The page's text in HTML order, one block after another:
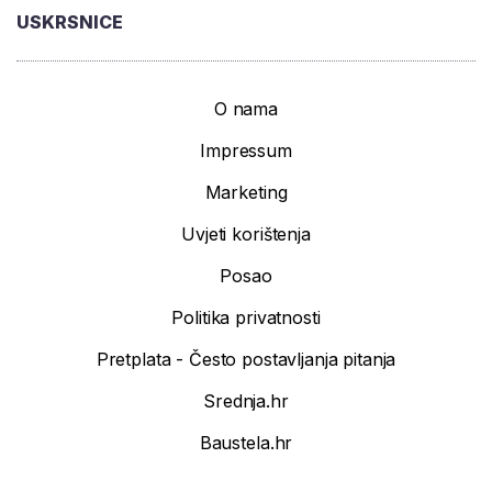
USKRSNICE
O nama
Impressum
Marketing
Uvjeti korištenja
Posao
Politika privatnosti
Pretplata - Često postavljanja pitanja
Srednja.hr
Baustela.hr